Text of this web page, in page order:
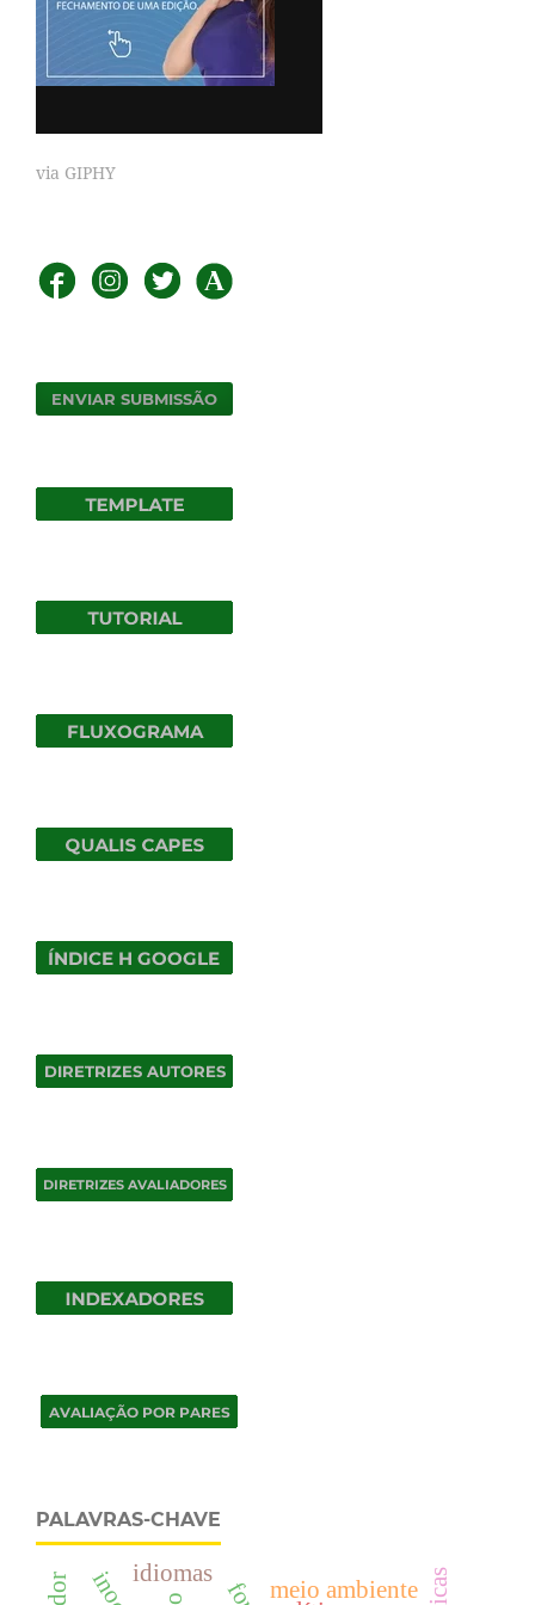
via GIPHY
ENVIAR SUBMISSÃO
PALAVRAS-CHAVE
meio ambiente
idiomas